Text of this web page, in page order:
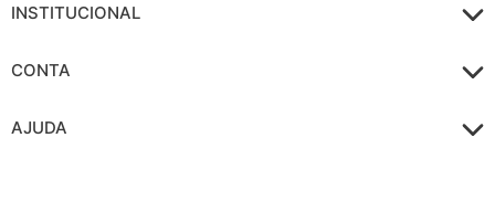
INSTITUCIONAL
CONTA
AJUDA